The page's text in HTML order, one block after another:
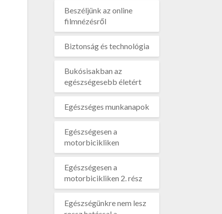
Beszéljünk az online
filmnézésről
Biztonság és technológia
Bukósisakban az
egészségesebb életért
Egészséges munkanapok
Egészségesen a
motorbicikliken
Egészségesen a
motorbicikliken 2. rész
Egészségünkre nem lesz